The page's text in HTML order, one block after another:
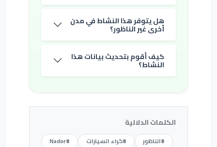
هل يتوفر هذا النشاط في مدن
أخرى غير الناظور؟
كيف أقوم بتحديث بيانات هذا
النشاط؟
الكلمات الدلالية
#الناظور #كراء السيارات
#Nador